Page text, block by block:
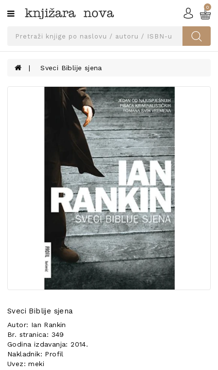
Kategorije
SVEUČILIŠNA
UDŽBENICI
KNJIGE
0
Sveci Biblije sjena
Sveci Biblije sjena
Autor: Ian Rankin
Br. stranica: 349
Godina izdavanja: 2014.
Nakladnik: Profil
Uvez: meki